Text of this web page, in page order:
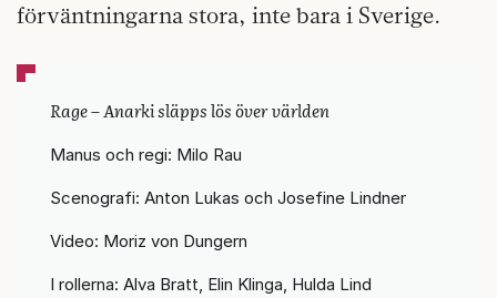
förväntningarna stora, inte bara i Sverige.
Rage – Anarki släpps lös över världen
Manus och regi: Milo Rau
Scenografi: Anton Lukas och Josefine Lindner
Video: Moriz von Dungern
I rollerna: Alva Bratt, Elin Klinga, Hulda Lind